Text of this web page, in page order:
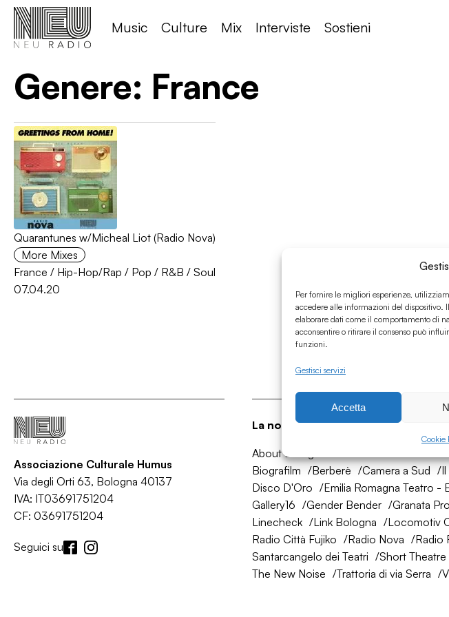
Per fornire le migliori esperienze,
accedere alle informazioni del dispositivo.
elaborare dati come il comportamento di
acconsentire o ritirare il consenso può
funzioni.
Gestisci servizi
Accetta
Cookie
Music Culture Mix Interviste Sostieni
Genere: France
Quarantunes w/Micheal Liot (Radio Nova)
More Mixes
France / Hip-Hop/Rap / Pop / R&B / Soul
07.04.20
Associazione Culturale Humus
Via degli Orti 63, Bologna 40137
IVA: IT03691751204
CF: 03691751204
Seguici su
La nostra rete di amici
About Bologna
Biografilm
Berberè Camera a Sud
Disco D'Oro
Emilia Romagna Teatro -
Gallery16
Gender Bender Granata
Linecheck
Link Bologna Locomotiv
Radio Città Fujiko
Radio Nova Radio
Santarcangelo dei Teatri
Short Theatre
The New Noise
Trattoria di via Serra